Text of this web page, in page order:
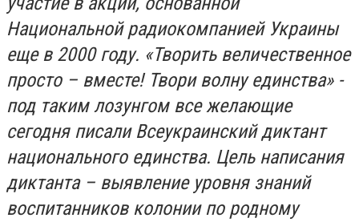
Национальной радиокомпанией Украины
еще в 2000 году. «Творить величественное
просто – вместе! Твори волну единства» -
под таким лозунгом все желающие
сегодня писали Всеукраинский диктант
национального единства. Цель написания
диктанта – выявление уровня знаний
воспитанников колонии по родному